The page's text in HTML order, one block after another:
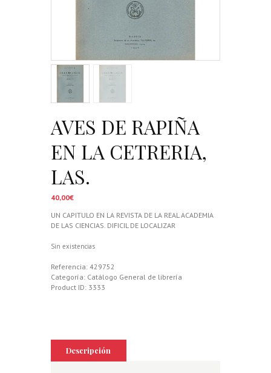
AVES DE RAPIÑA
EN LA CETRERIA,
LAS.
40,00€
UN CAPITULO EN LA REVISTA DE LA REAL ACADEMIA
DE LAS CIENCIAS. DIFICIL DE LOCALIZAR
Sin existencias
Referencia: 429752
Categoría: Catálogo General de librería
Product ID: 3333
Descripción